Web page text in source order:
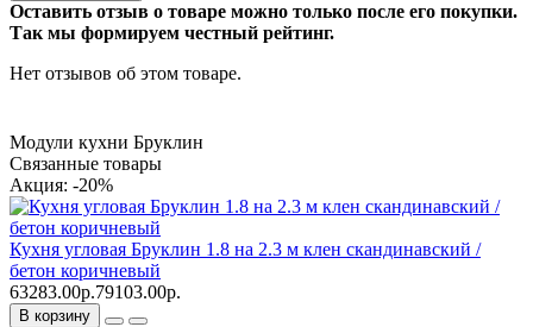
Оставить отзыв о товаре можно только после его покупки.
Так мы формируем честный рейтинг.
Нет отзывов об этом товаре.
Модули кухни Бруклин
Связанные товары
Акция: -20%
Кухня угловая Бруклин 1.8 на 2.3 м клен скандинавский /
бетон коричневый
63283.00р.79103.00р.
В корзину